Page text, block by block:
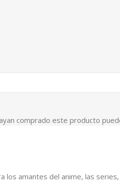
comprado este producto
los amantes del anime, las